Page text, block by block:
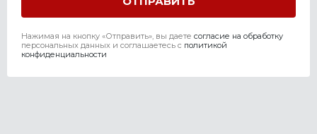
Нажимая на кнопку «Отправить», вы даете согласие на обработку
персональных данных и соглашаетесь c политикой
конфиденциальности